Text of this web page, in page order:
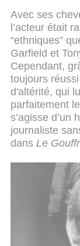
Avec ses
l’acteur était
“ethniques”
Garfield et
Cependant,
toujours
d'altérité, qui
parfaitement
s’agisse d’un
journaliste
dans Le